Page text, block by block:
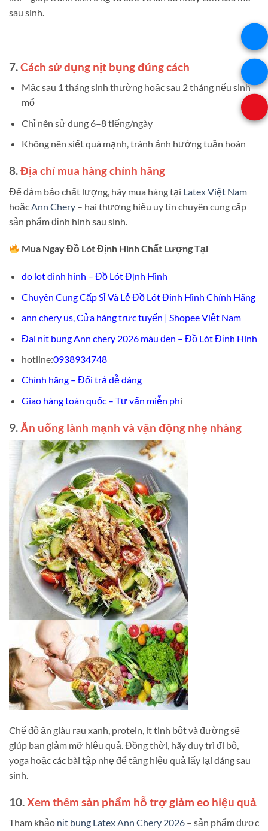
sau sinh.
7.Cách sử dụng nịt bụng đúng cách
Mặc sau 1 tháng sinh thường hoặc sau 2 tháng nếu sinh
mổ
Chỉ nên sử dụng 6–8 tiếng/ngày
Không nên siết quá mạnh, tránh ảnh hưởng tuần hoàn
8.Địa chỉ mua hàng chính hãng
Để đảm bảo chất lượng, hãy mua hàng tại Latex Việt Nam
hoặc Ann Chery – hai thương hiệu uy tín chuyên cung cấp
sản phẩm định hình sau sinh.
Mua Ngay Đồ Lót Định Hình Chất Lượng Tại
do lot dinh hinh – Đồ Lót Định Hình
Chuyên Cung Cấp Sỉ Và Lẻ Đồ Lót Đinh Hình Chính Hãng
ann chery us, Cửa hàng trực tuyến | Shopee Việt Nam
Đai nịt bụng Ann chery 2026 màu đen – Đồ Lót Định Hình
hotline:0938934748
Chính hãng – Đổi trả dễ dàng
Giao hàng toàn quốc – Tư vấn miễn phí
9. Ăn uống lành mạnh và vận động nhẹ nhàng
Chế độ ăn giàu rau xanh, protein, ít tinh bột và đường sẽ
giúp bạn giảm mỡ hiệu quả. Đồng thời, hãy duy trì đi bộ,
yoga hoặc các bài tập nhẹ để tăng hiệu quả lấy lại dáng sau
sinh.
10.Xem thêm sản phẩm hỗ trợ giảm eo hiệu quả
Tham khảo nịt bụng Latex Ann Chery 2026 – sản phẩm được